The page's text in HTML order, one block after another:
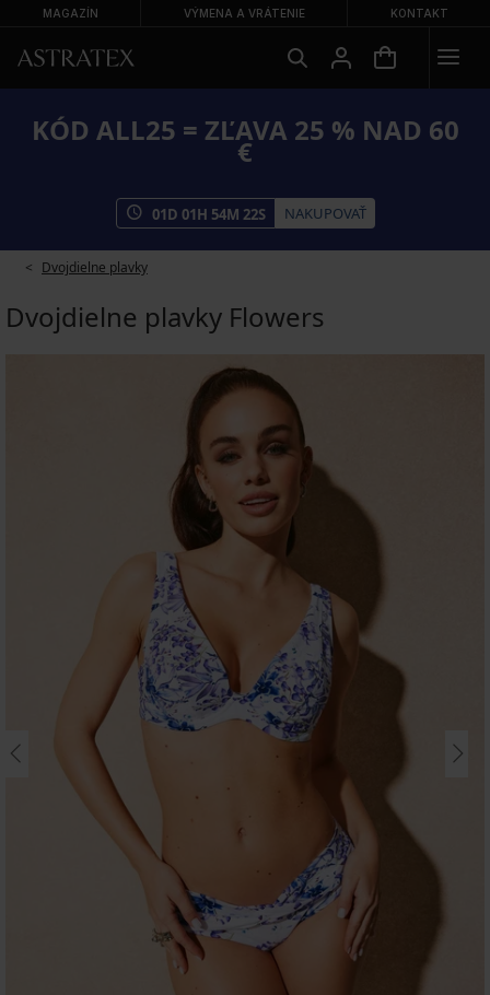
MAGAZÍN VÝMENA A VRÁTENIE KONTAKT
KÓD ALL25 = ZĽAVA 25 % NAD 60
€
01D 01H 54M 21S NAKUPOVAŤ
Dvojdielne plavky
Dvojdielne plavky Flowers